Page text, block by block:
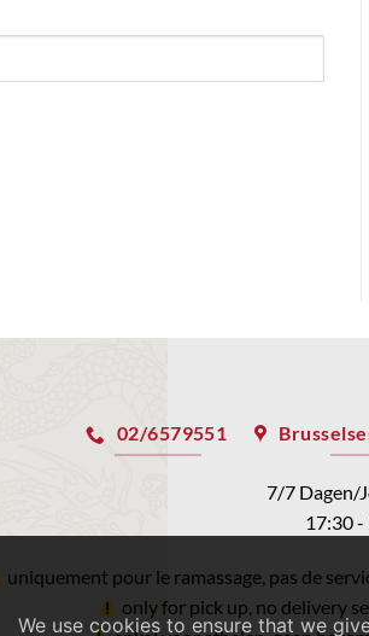
02/6579551
7/7 Dagen/
17:30 -
uniquement pour le ramassage, pas de
only for pick up, no delivery
We use cookies to ensure that we